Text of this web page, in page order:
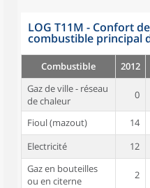
LOG T11M - Confort
combustible principal
Combustible 2012
Gaz de ville - réseau
de chaleur
0
Fioul (mazout) 14
Electricité
12
Gaz en bouteilles
ou en citerne
2